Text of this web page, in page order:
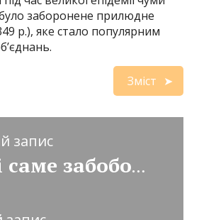
було заборонене прилюдне
p.), яке стало популярним
Зміст
запис
Про які саме забобони йдеться?